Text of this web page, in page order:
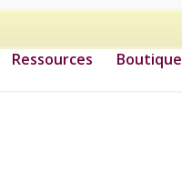
Ressources Boutique